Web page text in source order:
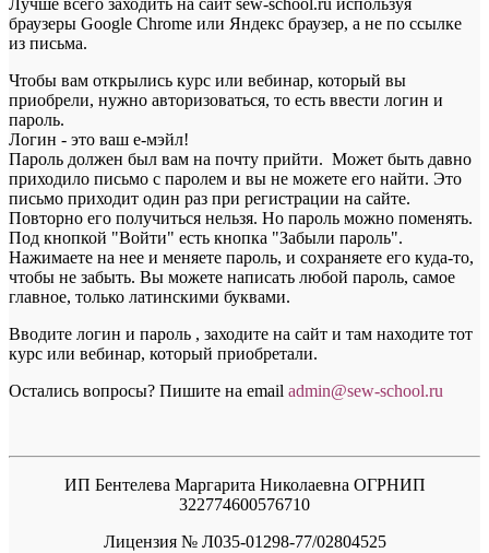
Лучше всего заходить на сайт sew-school.ru используя
браузеры Google Chrome или Яндекс браузер, а не по ссылке
из письма.
Чтобы вам открылись курс или вебинар, который вы
приобрели, нужно авторизоваться, то есть ввести логин и
пароль.
Логин - это ваш е-мэйл!
Пароль должен был вам на почту прийти. Может быть давно
приходило письмо с паролем и вы не можете его найти. Это
письмо приходит один раз при регистрации на сайте.
Повторно его получиться нельзя. Но пароль можно поменять.
Под кнопкой "Войти" есть кнопка "Забыли пароль".
Нажимаете на нее и меняете пароль, и сохраняете его куда-то,
чтобы не забыть. Вы можете написать любой пароль, самое
главное, только латинскими буквами.
Вводите логин и пароль , заходите на сайт и там находите тот
курс или вебинар, который приобретали.
Остались вопросы? Пишите на email admin@sew-school.ru
ИП Бентелева Маргарита Николаевна ОГРНИП
322774600576710
Лицензия № Л035-01298-77/02804525